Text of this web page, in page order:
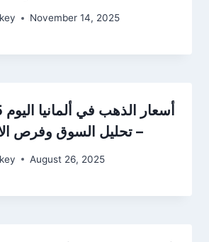
November 14, 2025
– تحليل السوق وفرص
August 26, 2025